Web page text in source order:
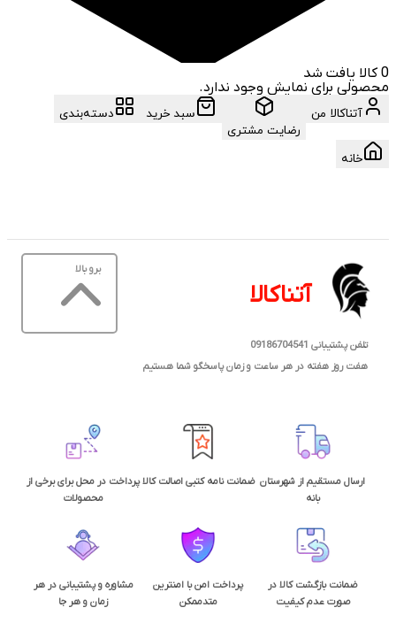
0 کالا یافت شد
محصولی برای نمایش وجود ندارد.
آتناکالا من
رضایت مشتری
سبد خرید دسته‌بندی
خانه
آتناکالا
برو بالا
تلفن پشتیبانی 09186704541
هفت روز هفته در هر ساعت و زمان پاسخگو شما هستیم
ارسال مستقیم از شهرستان
بانه
ضمانت نامه کتبی اصالت کالاپرداخت در محل برای برخی از
محصولات
ضمانت بازگشت کالا در
صورت عدم کیفیت
پرداخت امن با امنترین
متدممکن
مشاوره و پشتیبانی در هر
زمان و هر جا